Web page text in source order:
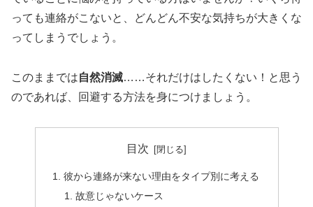
っても連絡がこないと、どんどん不安な気持ちが大きくな
ってしまうでしょう。
このままでは自然消滅……それだけはしたくない！と思う
のであれば、回避する方法を身につけましょう。
目次
彼から連絡が来ない理由をタイプ別に考える
故意じゃないケース